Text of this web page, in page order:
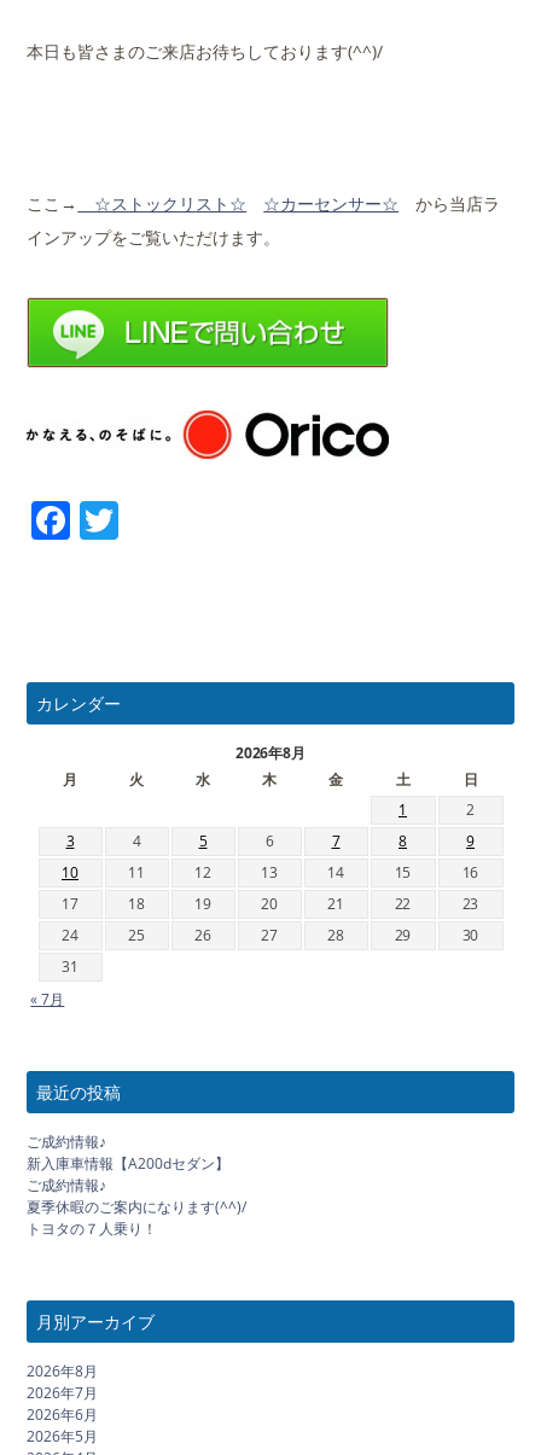
本日も皆さまのご来店お待ちしております(^^)/
ここ→ ☆ストックリ スト☆ ☆カーセンサー☆ から当店ラ
インアップをご覧いただけます。
Facebook
カレンダー
2026年8月
月
火 水 木 金 土
日
1
2
3
4 5 6 7 8
9
10
11 12 13 14 15
16
17
18 19 20 21 22
23
24
25 26 27 28 29
30
31
« 7月
最近の投稿
ご成約情報♪
新入庫車情報【A200dセダン】
ご成約情報♪
夏季休暇のご案内になります(^^)/
トヨタの７人乗り！
月別アーカイブ
2026年8月
2026年7月
2026年6月
2026年5月